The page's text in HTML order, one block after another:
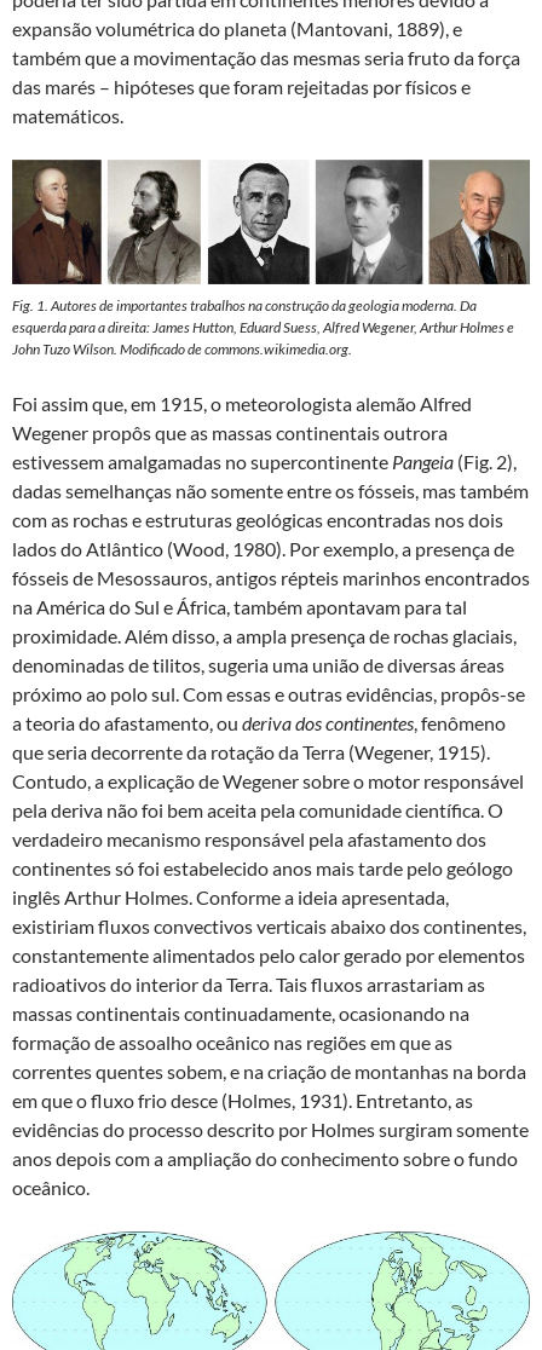
expansão volumétrica do planeta (Mantovani, 1889), e
também que a movimentação das mesmas seria fruto da força
das marés – hipóteses que foram rejeitadas por físicos e
matemáticos.
Fig. 1. Autores de importantes trabalhos na construção da geologia moderna. Da
esquerda para a direita: James Hutton, Eduard Suess, Alfred Wegener, Arthur Holmes e
John Tuzo Wilson. Modificado decommons.wikimedia.org.
Foi assim que, em 1915, o meteorologista alemão Alfred
Wegener propôs que as massas continentais outrora
estivessem amalgamadas no supercontinente Pangeia (Fig. 2),
dadas semelhanças não somente entre os fósseis, mas também
com as rochas e estruturas geológicas encontradas nos dois
lados do Atlântico (Wood, 1980). Por exemplo, a presença de
fósseis de Mesossauros, antigos répteis marinhos encontrados
na América do Sul e África, também apontavam para tal
proximidade. Além disso, a ampla presença de rochas glaciais,
denominadas de tilitos, sugeria uma união de diversas áreas
próximo ao polo sul. Com essas e outras evidências, propôs-se
a teoria do afastamento, ou deriva dos continentes, fenômeno
que seria decorrente da rotação da Terra (Wegener, 1915).
Contudo, a explicação de Wegener sobre o motor responsável
pela deriva não foi bem aceita pela comunidade científica. O
verdadeiro mecanismo responsável pela afastamento dos
continentes só foi estabelecido anos mais tarde pelo geólogo
inglês Arthur Holmes. Conforme a ideia apresentada,
existiriam fluxos convectivos verticais abaixo dos continentes,
constantemente alimentados pelo calor gerado por elementos
radioativos do interior da Terra. Tais fluxos arrastariam as
massas continentais continuadamente, ocasionando na
formação de assoalho oceânico nas regiões em que as
correntes quentes sobem, e na criação de montanhas na borda
em que o fluxo frio desce (Holmes, 1931). Entretanto, as
evidências do processo descrito por Holmes surgiram somente
anos depois com a ampliação do conhecimento sobre o fundo
oceânico.